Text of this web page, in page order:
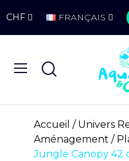
CHF FRANÇAIS
Accueil Univers
Aménagement
Jungle Canopy 42